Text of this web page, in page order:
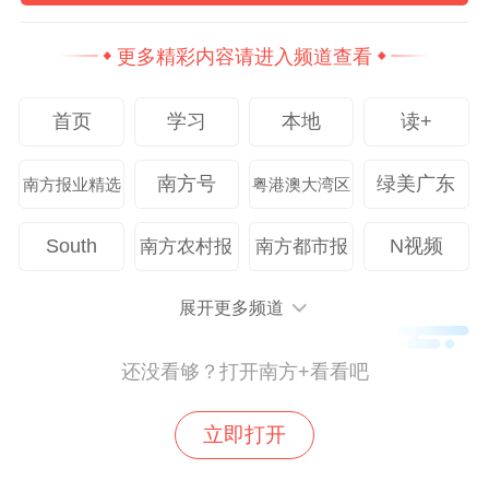
戏剧表演课上，带领孩子们朗诵经典篇目
“孩子们开始主动询问祠堂对联的含义，追问
族谱里的故事。”班主任刘老师观察到，方志
更多精彩内容请进入频道查看
首页 学习 本地 读+
南方报业精选 南方号 粤港澳大湾区 绿美广东
South 南方农村报 南方都市报 N视频
展开更多频道
还没看够？打开南方+看看吧
立即打开